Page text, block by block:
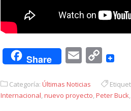
Share EmailCopy
Categoría: Últimas Noticias
Internacional,nuevo proyecto,Peter Buck,